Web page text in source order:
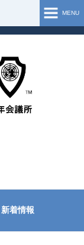
MENU
新着情報